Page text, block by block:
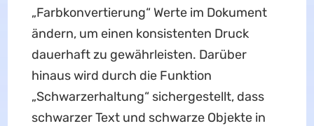
„Farbkonvertierung“ Werte im Dokument
ändern, um einen konsistenten Druck
dauerhaft zu gewährleisten. Darüber
hinaus wird durch die Funktion
„Schwarzerhaltung“ sichergestellt, dass
schwarzer Text und schwarze Objekte in